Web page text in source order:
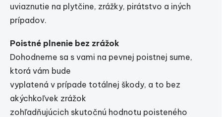
uviaznutie na plytčine, zrážky, pirátstvo a iných
prípadov.
Poistné plnenie bez zrážok
Dohodneme sa s vami na pevnej poistnej sume,
ktorá vám bude
vyplatená v prípade totálnej škody, a to bez
akýchkoľvek zrážok
zohľadňujúcich skutočnú hodnotu poisteného